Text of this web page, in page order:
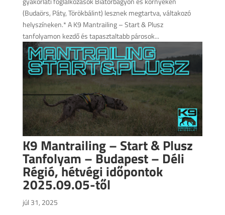
(Budaörs, Páty, Törökbálint) lesznek megtartva, váltakozó
helyszíneken.* A K9 Mantrailing – Start & Plusz
tanfolyamon kezdő és tapasztaltabb párosok...
K9 Mantrailing – Start & Plusz
Tanfolyam – Budapest – Déli
Régió, hétvégi időpontok
2025.09.05-től
júl 31, 2025